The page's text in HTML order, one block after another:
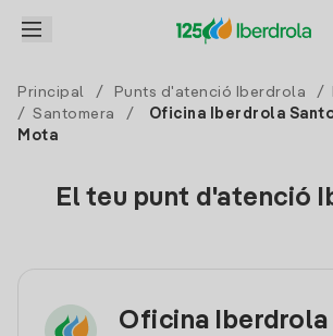
Principal / Punts d'atenció Iberdrola /
/ Santomera /
Oficina Iberdrola
Mota
El teu punt d'atenció
Oficina Iberdrola